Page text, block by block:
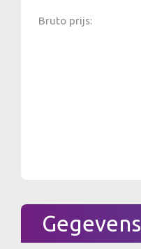
Bruto prijs:
Gegevens